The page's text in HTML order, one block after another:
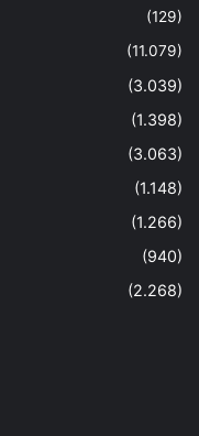
(129)
(11.079)
(3.039)
(1.398)
(3.063)
(1.148)
(1.266)
(940)
(2.268)